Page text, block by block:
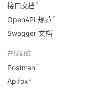
接口文档
OpenAPI 规范
Swagger 文档
在线调试
Postman
Apifox